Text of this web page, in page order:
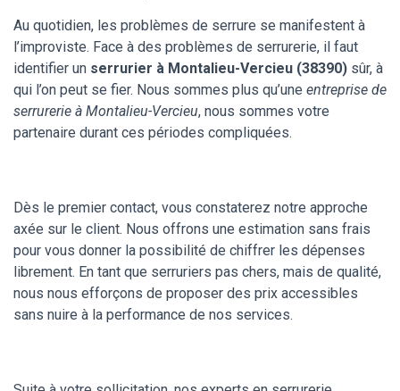
Au quotidien, les problèmes de serrure se manifestent à
l’improviste. Face à des problèmes de serrurerie, il faut
identifier un serrurier à Montalieu-Vercieu (38390) sûr, à
qui l’on peut se fier. Nous sommes plus qu’une entreprise de
serrurerie à Montalieu-Vercieu, nous sommes votre
partenaire durant ces périodes compliquées.
Dès le premier contact, vous constaterez notre approche
axée sur le client. Nous offrons une estimation sans frais
pour vous donner la possibilité de chiffrer les dépenses
librement. En tant que serruriers pas chers, mais de qualité,
nous nous efforçons de proposer des prix accessibles
sans nuire à la performance de nos services.